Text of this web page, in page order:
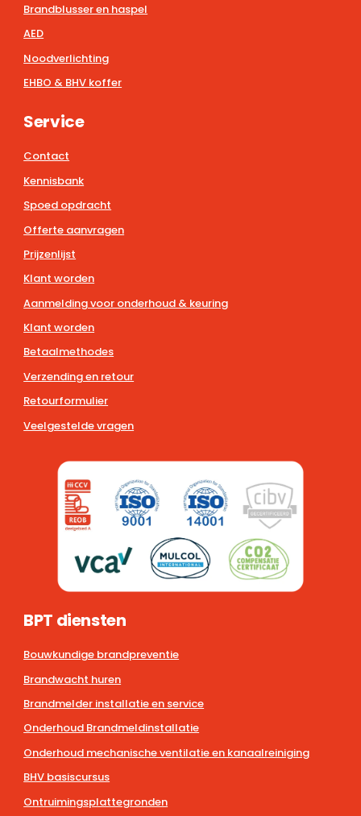
Brandblusser en haspel
AED
Noodverlichting
EHBO & BHV koffer
Service
Contact
Kennisbank
Spoed opdracht
Offerte aanvragen
Prijzenlijst
Klant worden
Aanmelding voor onderhoud & keuring
Klant worden
Betaalmethodes
Verzending en retour
Retourformulier
Veelgestelde vragen
BPT diensten
Bouwkundige brandpreventie
Brandwacht huren
Brandmelder installatie en service
Onderhoud Brandmeldinstallatie
Onderhoud mechanische ventilatie en kanaalreiniging
BHV basiscursus
Ontruimingsplattegronden